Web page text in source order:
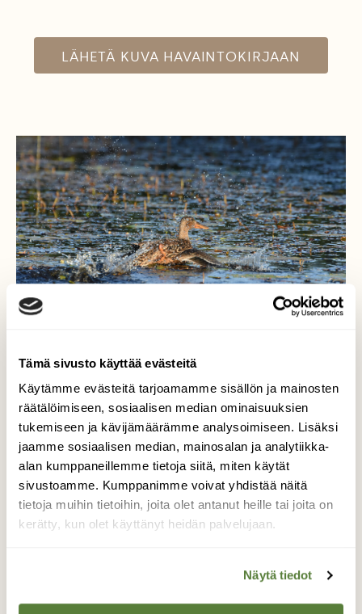
Tämä sivusto käyttää evästeitä
Käytämme evästeitä tarjoamamme sisällön ja mainosten
räätälöimiseen, sosiaalisen median ominaisuuksien
tukemiseen ja kävijämäärämme analysoimiseen. Lisäksi
jaamme sosiaalisen median, mainosalan ja analytiikka-
alan kumppaneillemme tietoja siitä, miten käytät
sivustoamme. Kumppanimme voivat yhdistää näitä
tietoja muihin tietoihin, joita olet antanut heille tai joita on
kerätty, kun olet käyttänyt heidän palvelujaan.
Näytä tiedot
LÄHETÄ KUVA HAVAINTOKIRJAAN
Lapasorsa
Kuva Harjunjoelta Lappajärvellä. Lapasorsan
poikanen säikähti, kun tulimme veneellä
mutkan takaa. Kuvattu 1.7.2021 klo 21.31.